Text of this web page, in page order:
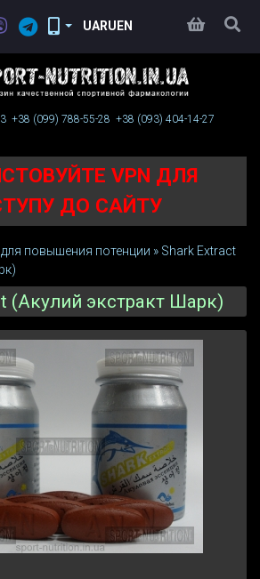
UARUEN
+38 (099) 788-55-28 +38 (093) 404-14-27
VPN ДЛЯ
ДО САЙТУ
повышения потенции » Shark Extract
(Акулий экстракт Шарк)